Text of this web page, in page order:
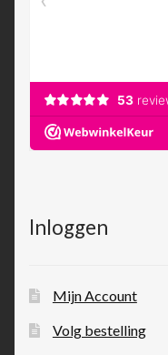
Inloggen
Mijn Account
Volg bestelling